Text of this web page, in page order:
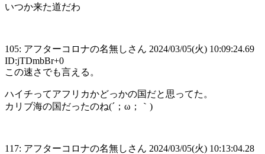
いつか来た道だわ
105: アフターコロナの名無しさん 2024/03/05(火) 10:09:24.69
ID:jTDmbBr+0
この速さでも言える。
ハイチってアフリカかどっかの国だと思ってた。
カリブ海の国だったのね(⁠´⁠；⁠ω⁠；⁠｀⁠)
117: アフターコロナの名無しさん 2024/03/05(火) 10:13:04.28